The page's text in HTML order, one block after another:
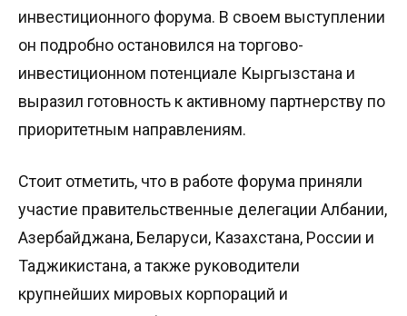
инвестиционного форума. В своем выступлении
он подробно остановился на торгово-
инвестиционном потенциале Кыргызстана и
выразил готовность к активному партнерству по
приоритетным направлениям.
Стоит отметить, что в работе форума приняли
участие правительственные делегации Албании,
Азербайджана, Беларуси, Казахстана, России и
Таджикистана, а также руководители
крупнейших мировых корпораций и